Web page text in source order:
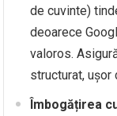
de cuvinte)
deoarece
valoros.
structurat,
Îmbogățirea